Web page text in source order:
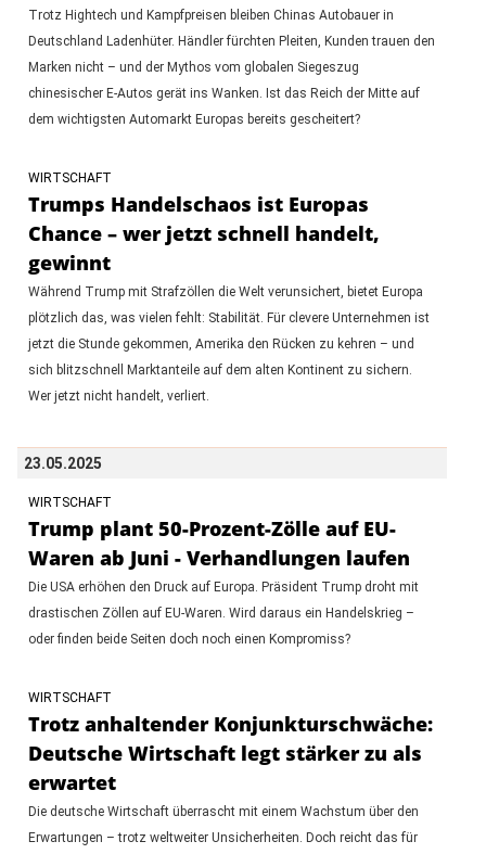
Trotz Hightech und Kampfpreisen bleiben Chinas Autobauer in
Deutschland Ladenhüter. Händler fürchten Pleiten, Kunden trauen den
Marken nicht – und der Mythos vom globalen Siegeszug
chinesischer E-Autos gerät ins Wanken. Ist das Reich der Mitte auf
dem wichtigsten Automarkt Europas bereits gescheitert?
WIRTSCHAFT
Trumps Handelschaos ist Europas
Chance – wer jetzt schnell handelt,
gewinnt
Während Trump mit Strafzöllen die Welt verunsichert, bietet Europa
plötzlich das, was vielen fehlt: Stabilität. Für clevere Unternehmen ist
jetzt die Stunde gekommen, Amerika den Rücken zu kehren – und
sich blitzschnell Marktanteile auf dem alten Kontinent zu sichern.
Wer jetzt nicht handelt, verliert.
23.05.2025
WIRTSCHAFT
Trump plant 50-Prozent-Zölle auf EU-
Waren ab Juni - Verhandlungen laufen
Die USA erhöhen den Druck auf Europa. Präsident Trump droht mit
drastischen Zöllen auf EU-Waren. Wird daraus ein Handelskrieg –
oder finden beide Seiten doch noch einen Kompromiss?
WIRTSCHAFT
Trotz anhaltender Konjunkturschwäche:
Deutsche Wirtschaft legt stärker zu als
erwartet
Die deutsche Wirtschaft überrascht mit einem Wachstum über den
Erwartungen – trotz weltweiter Unsicherheiten. Doch reicht das für